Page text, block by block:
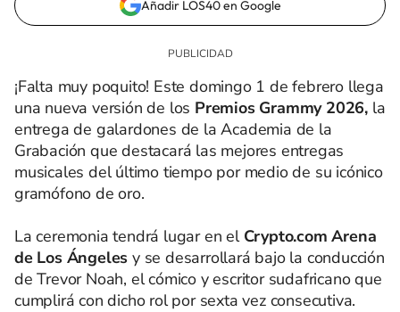
Añadir LOS40 en Google
¡Falta muy poquito! Este domingo 1 de febrero llega
una nueva versión de los Premios Grammy 2026, la
entrega de galardones de la Academia de la
Grabación que destacará las mejores entregas
musicales del último tiempo por medio de su icónico
gramófono de oro.
La ceremonia tendrá lugar en el Crypto.com Arena
de Los Ángelesy se desarrollará bajo la conducción
de Trevor Noah, el cómico y escritor sudafricano que
cumplirá con dicho rol por sexta vez consecutiva.